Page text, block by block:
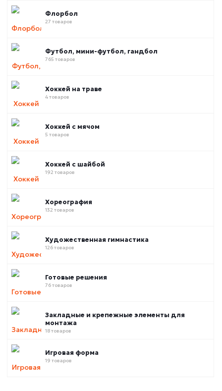
Флорбол
27 товаров
Футбол, мини-футбол, гандбол
765 товаров
Хоккей на траве
4 товаров
Хоккей с мячом
5 товаров
Хоккей с шайбой
192 товаров
Хореография
132 товаров
Художественная гимнастика
126 товаров
Готовые решения
76 товаров
Закладные и крепежные элементы для
монтажа
18 товаров
Игровая форма
19 товаров